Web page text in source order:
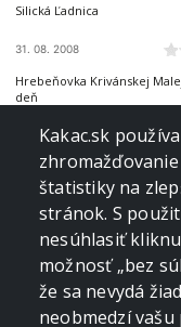
Silická Ľadnica
31. 08. 2008
MALÁ FATRA
Hrebeňovka Krivánskej
deň
Veľká Knola, Ferdinandka,
Novoveskej Huty
17. 08. 2008
BELIANSKE TATRY
Vyšné Kopské sedlo
dolinou
02. 08. 2008
BELIANSKE TATRY
Kopské sedlo
Kakac.sk
štatistiky na
stránok. S
nesúhlasiť
možnosť „bez
že sa nevydá
neobmedzí